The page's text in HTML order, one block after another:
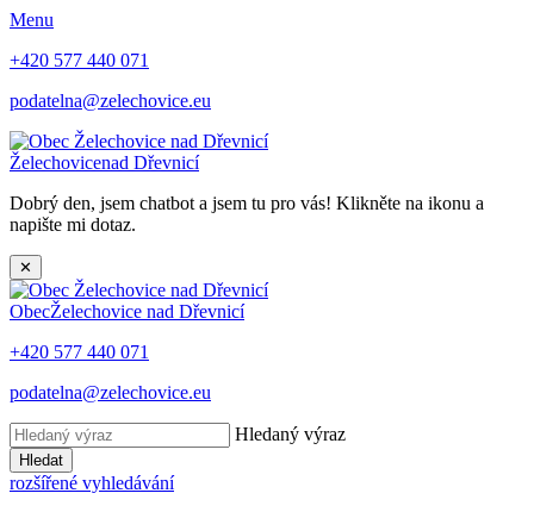
Menu
+420 577 440 071
podatelna@zelechovice.eu
Želechovicenad Dřevnicí
Dobrý den, jsem chatbot a jsem tu pro vás! Klikněte na ikonu a
napište mi dotaz.
✕
ObecŽelechovice nad Dřevnicí
+420 577 440 071
podatelna@zelechovice.eu
Hledaný výraz
Hledat
rozšířené vyhledávání